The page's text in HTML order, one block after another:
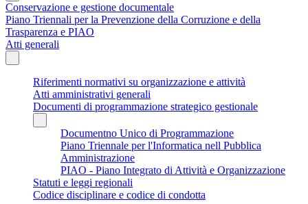
Conservazione e gestione documentale
Piano Triennali per la Prevenzione della Corruzione e della
Trasparenza e PIAO
Atti generali
Riferimenti normativi su organizzazione e attività
Atti amministrativi generali
Documenti di programmazione strategico gestionale
Documentno Unico di Programmazione
Piano Triennale per l'Informatica nell Pubblica
Amministrazione
PIAO - Piano Integrato di Attività e Organizzazione
Statuti e leggi regionali
Codice disciplinare e codice di condotta